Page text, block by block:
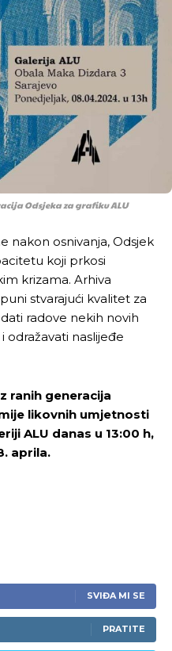
Odsjeka za grafiku ALU
nakon osnivanja, Odsjek
koji prkosi
krizama. Arhiva
stvarajući kvalitet za
radove nekih novih
odražavati naslijeđe
ranih generacija
likovnih umjetnosti
ALU danas u 13:00 h,
aprila.
SVIĐA MI SE
PRATITE